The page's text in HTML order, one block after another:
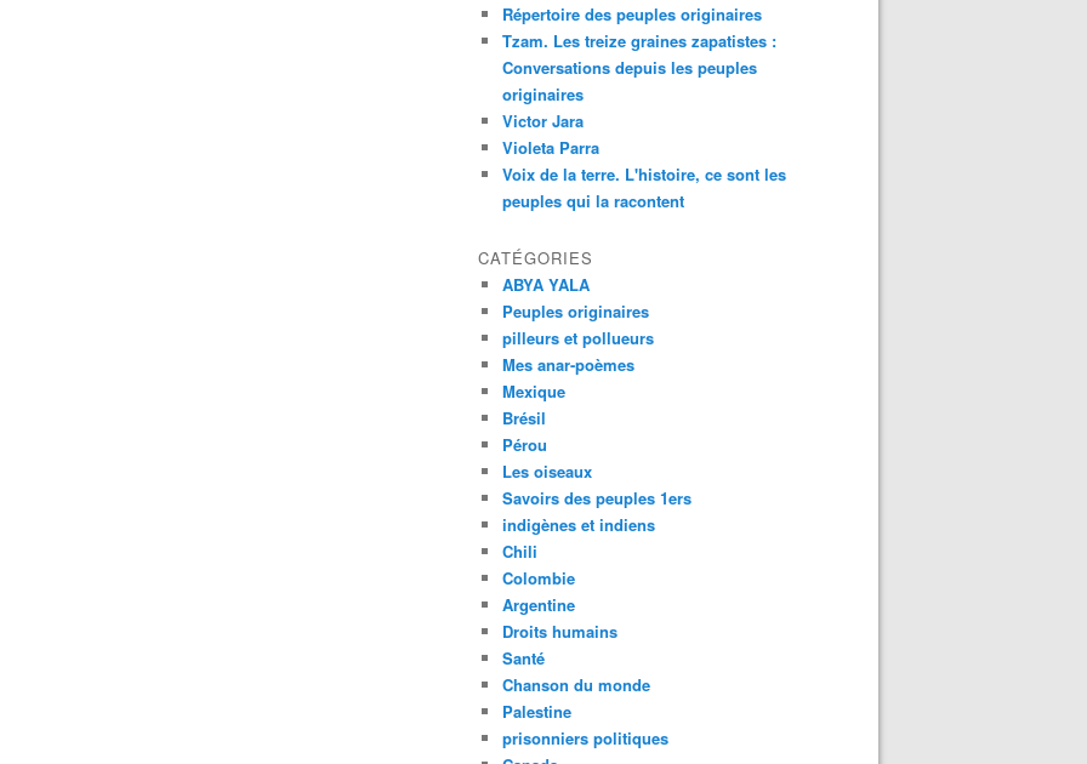
Répertoire des peuples originaires
Tzam. Les treize graines zapatistes :
Conversations depuis les peuples
originaires
Victor Jara
Violeta Parra
Voix de la terre. L'histoire, ce sont les
peuples qui la racontent
CATÉGORIES
ABYA YALA
Peuples originaires
pilleurs et pollueurs
Mes anar-poèmes
Mexique
Brésil
Pérou
Les oiseaux
Savoirs des peuples 1ers
indigènes et indiens
Chili
Colombie
Argentine
Droits humains
Santé
Chanson du monde
Palestine
prisonniers politiques